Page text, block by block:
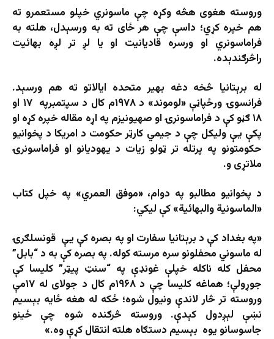
وروسته هغوی هڅه وکړه چې ماسونري خپلو مستعمرو ته
هم خپره کړي؛ داسې چې هر ځای ته به ورسېدل، هلته به
فراماسونري او ورسره قاديانيت او يا لږ تر لږه بهائيت
راڅرګندېده.
له برېتانيا څخه دغه بهير متحده ايالاتو ته هم ورسېد.
فرانسوۍ ورځپاڼې «لوموند» د ۱۹۷۸م کال د سپتمبرپه ۱۷ او
۱۸ ګڼو کې د فراماسونرۍ او صهيونيزم په اړه مقاله خپره کړه او
پکې يې وليکل چې د جيمي کارټر حکومت د امريکا د پخوانيو
حکومتونو په پرتله تر ټولو زيات د يهوديانو او فراماسونرۍ
ملاتړی و.
د پخوانيو مطالبو په دوام، «موفق العمري» په خپل کتاب
«الماسونية والبهائية» کې ليکي:
«په بغداد کې د برېتانيا سفارت او په بصره کې یې قونسلګرۍ
له ماسوني محفلونو سره مرسته کوله. په بصره کې به د “بابل”
محفل کله ناکله خپلې غونډې په “سنټ پيټر” کليسا کې
جوړولې؛ هماغه کليسا چې د ۱۹۶۸م کال د جولای له ۱۷مې
وروسته تر څار لاندې ونیول شوه؛ ځکه له هغه ځايه بېسيم
نښې لېږدول کېدې. وروسته څرګنده شوه چې ځينو
جاسوسانو یوه بېسيم دستګاه هلته انتقال کړې وه.»